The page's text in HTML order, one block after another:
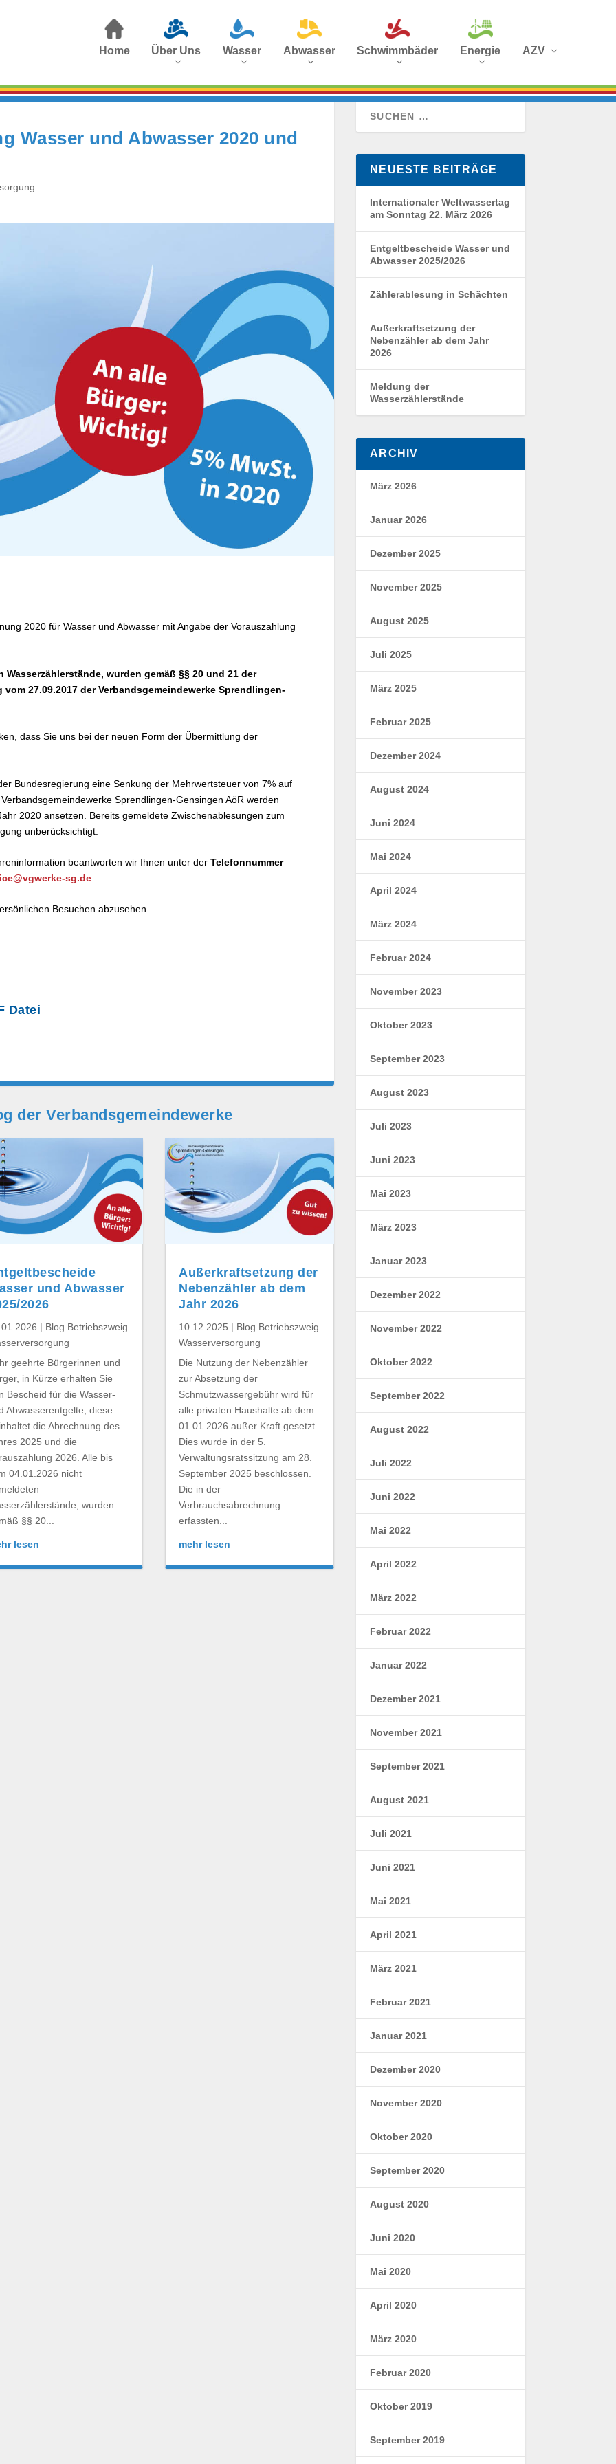
Home Über Uns Wasser Abwasser Schwimmbäder Energie AZV
Wasser und Abwasser 2020 und
2020 für Wasser und Abwasser mit Angabe der Vorauszahlung
wurden gemäß §§ 20 und 21 der
27.09.2017 der Verbandsgemeindewerke Sprendlingen-
dass Sie uns bei der neuen Form der Übermittlung der
Bundesregierung eine Senkung der Mehrwertsteuer von 7% auf
Sprendlingen-Gensingen AöR werden
2020 ansetzen. Bereits gemeldete Zwischenablesungen zum
unberücksichtigt.
beantworten wir Ihnen unter derTelefonnummer
sg.de
Besuchen abzusehen.
Datei
der Verbands­gemeinde­werke
und Abwasser
2026
| Blog Betriebszweig
geehrte Bürgerinnen und
in Kürze erhalten Sie
Bescheid für die Wasser-
Abwasserentgelte, diese
die Abrechnung des
2025 und die
2026. Alle bis
04.01.2026 nicht
wurden
§§ 20...
lesen
Außerkraftsetzung der
Nebenzähler ab dem
Jahr 2026
10.12.2025 | Blog Betriebszweig
Wasserversorgung
Die Nutzung der Nebenzähler
zur Absetzung der
Schmutzwassergebühr wird für
alle privaten Haushalte ab dem
01.01.2026 außer Kraft gesetzt.
Dies wurde in der 5.
Verwaltungsratssitzung am 28.
September 2025 beschlossen.
Die in der
Verbrauchsabrechnung
erfassten...
mehr lesen
NEUESTE BEITRÄGE
Internationaler Weltwassertag
am Sonntag 22. März 2026
Entgeltbescheide Wasser und
Abwasser 2025/2026
Zählerablesung in Schächten
Außerkraftsetzung der
Nebenzähler ab dem Jahr
2026
Meldung der
Wasserzählerstände
ARCHIV
März 2026
Januar 2026
Dezember 2025
November 2025
August 2025
Juli 2025
März 2025
Februar 2025
Dezember 2024
August 2024
Juni 2024
Mai 2024
April 2024
März 2024
Februar 2024
November 2023
Oktober 2023
September 2023
August 2023
Juli 2023
Juni 2023
Mai 2023
März 2023
Januar 2023
Dezember 2022
November 2022
Oktober 2022
September 2022
August 2022
Juli 2022
Juni 2022
Mai 2022
April 2022
März 2022
Februar 2022
Januar 2022
Dezember 2021
November 2021
September 2021
August 2021
Juli 2021
Juni 2021
Mai 2021
April 2021
März 2021
Februar 2021
Januar 2021
Dezember 2020
November 2020
Oktober 2020
September 2020
August 2020
Juni 2020
Mai 2020
April 2020
März 2020
Februar 2020
Oktober 2019
September 2019